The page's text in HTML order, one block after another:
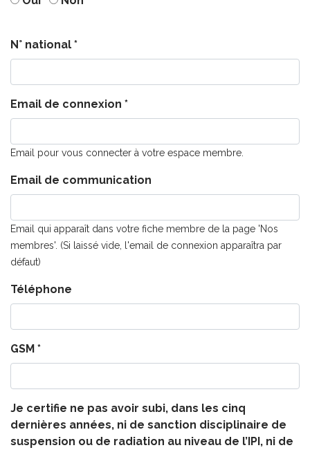
N° national *
Email de connexion *
Email pour vous connecter à votre espace membre.
Email de communication
Email qui apparaît dans votre fiche membre de la page 'Nos
membres'. (Si laissé vide, l'email de connexion apparaîtra par
défaut)
Téléphone
GSM *
Je certifie ne pas avoir subi, dans les cinq
dernières années, ni de sanction disciplinaire de
suspension ou de radiation au niveau de l’IPI, ni de